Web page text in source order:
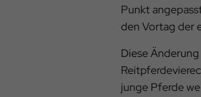
Punkt
den Vortag der
Diese
junge Pferde